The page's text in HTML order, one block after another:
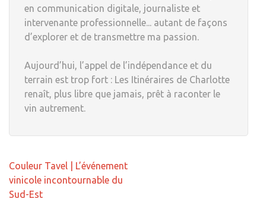
en communication digitale, journaliste et
intervenante professionnelle... autant de façons
d’explorer et de transmettre ma passion.
Aujourd’hui, l’appel de l’indépendance et du
terrain est trop fort : Les Itinéraires de Charlotte
renaît, plus libre que jamais, prêt à raconter le
vin autrement.
Navigation
de
l’article
Couleur Tavel | L’événement
vinicole incontournable du
Sud-Est